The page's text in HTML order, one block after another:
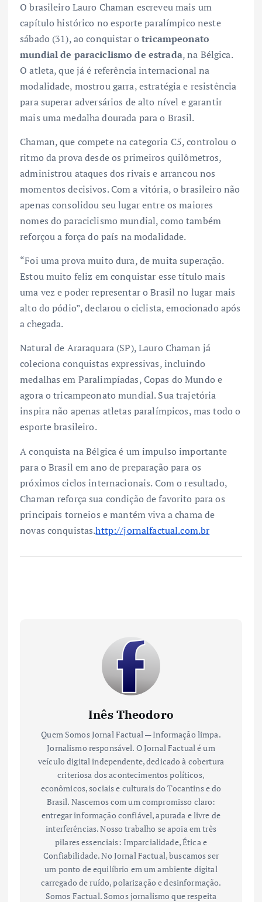
O brasileiro Lauro Chaman escreveu mais um
capítulo histórico no esporte paralímpico neste
sábado (31), ao conquistar otricampeonato
mundial de paraciclismo de estrada, na Bélgica.
O atleta, que já é referência internacional na
modalidade, mostrou garra, estratégia e resistência
para superar adversários de alto nível e garantir
mais uma medalha dourada para o Brasil.
Chaman, que compete na categoria C5, controlou o
ritmo da prova desde os primeiros quilômetros,
administrou ataques dos rivais e arrancou nos
momentos decisivos. Com a vitória, o brasileiro não
apenas consolidou seu lugar entre os maiores
nomes do paraciclismo mundial, como também
reforçou a força do país na modalidade.
“Foi uma prova muito dura, de muita superação.
Estou muito feliz em conquistar esse título mais
uma vez e poder representar o Brasil no lugar mais
alto do pódio”, declarou o ciclista, emocionado após
a chegada.
Natural de Araraquara (SP), Lauro Chaman já
coleciona conquistas expressivas, incluindo
medalhas em Paralimpíadas, Copas do Mundo e
agora o tricampeonato mundial. Sua trajetória
inspira não apenas atletas paralímpicos, mas todo o
esporte brasileiro.
A conquista na Bélgica é um impulso importante
para o Brasil em ano de preparação para os
próximos ciclos internacionais. Com o resultado,
Chaman reforça sua condição de favorito para os
principais torneios e mantém viva a chama de
novas conquistas.http://jornalfactual.com.br
Inês Theodoro
Quem Somos Jornal Factual — Informação limpa.
Jornalismo responsável. O Jornal Factual é um
veículo digital independente, dedicado à cobertura
criteriosa dos acontecimentos políticos,
econômicos, sociais e culturais do Tocantins e do
Brasil. Nascemos com um compromisso claro:
entregar informação confiável, apurada e livre de
interferências. Nosso trabalho se apoia em três
pilares essenciais: Imparcialidade, Ética e
Confiabilidade. No Jornal Factual, buscamos ser
um ponto de equilíbrio em um ambiente digital
carregado de ruído, polarização e desinformação.
Somos Factual. Somos jornalismo que respeita